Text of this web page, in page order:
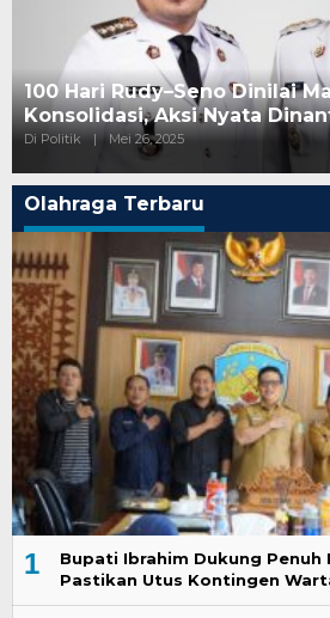
100 Hari Rudy–Seno Dinilai
Konsolidasi, Aksi Nyata
Di Politik | Mei 26, 2025
Olahraga Terbaru
1
Bupati Ibrahim Dukung Penuh
Pastikan Utus Kontingen